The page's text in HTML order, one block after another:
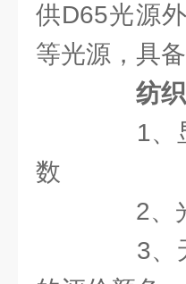
供D65光源
等光源，具
纺
1、显
数
2、光
3、无